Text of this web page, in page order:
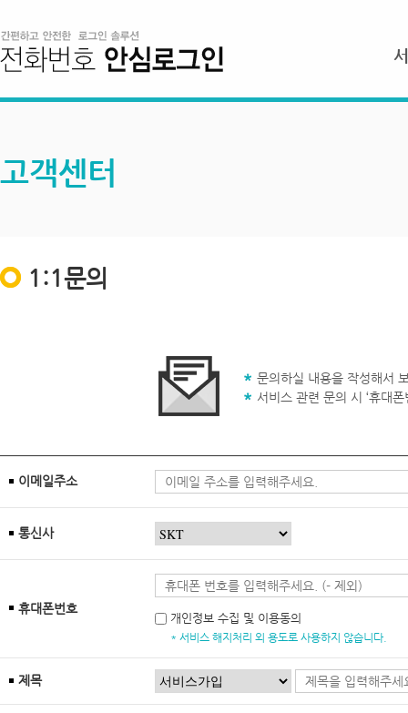
고객센터
1:1문의
문의하실 내용을 작성해서
서비스 관련 문의 시 ‘휴대
이메일주소
통신사
휴대폰번호
개인정보 수집 및 이용동의
* 서비스 해지처리 외 용도로 사용하지 않습니다.
제목